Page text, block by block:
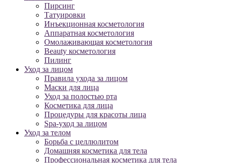
Пирсинг
Татуировки
Инъекционная косметология
Аппаратная косметология
Омолаживающая косметология
Beauty косметология
Пилинг
Уход за лицом
Правила ухода за лицом
Маски для лица
Уход за полостью рта
Косметика для лица
Процедуры для красоты лица
Spa-уход за лицом
Уход за телом
Борьба с целлюлитом
Домашняя косметика для тела
Профессиональная косметика для тела